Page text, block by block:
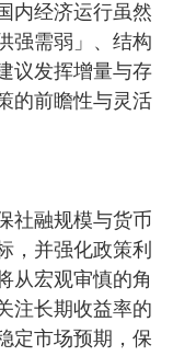
内经济运行虽然
强需弱」、结构
议发挥增量与存
的前瞻性与灵活
社融规模与货币
，并强化政策利
从宏观审慎的角
注长期收益率的
定市场预期，保